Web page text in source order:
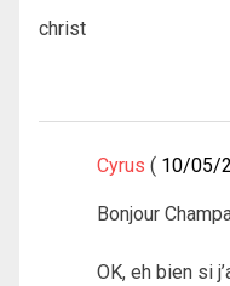
christ
Cyrus 10/05/
Bonjour
OK, eh bien si